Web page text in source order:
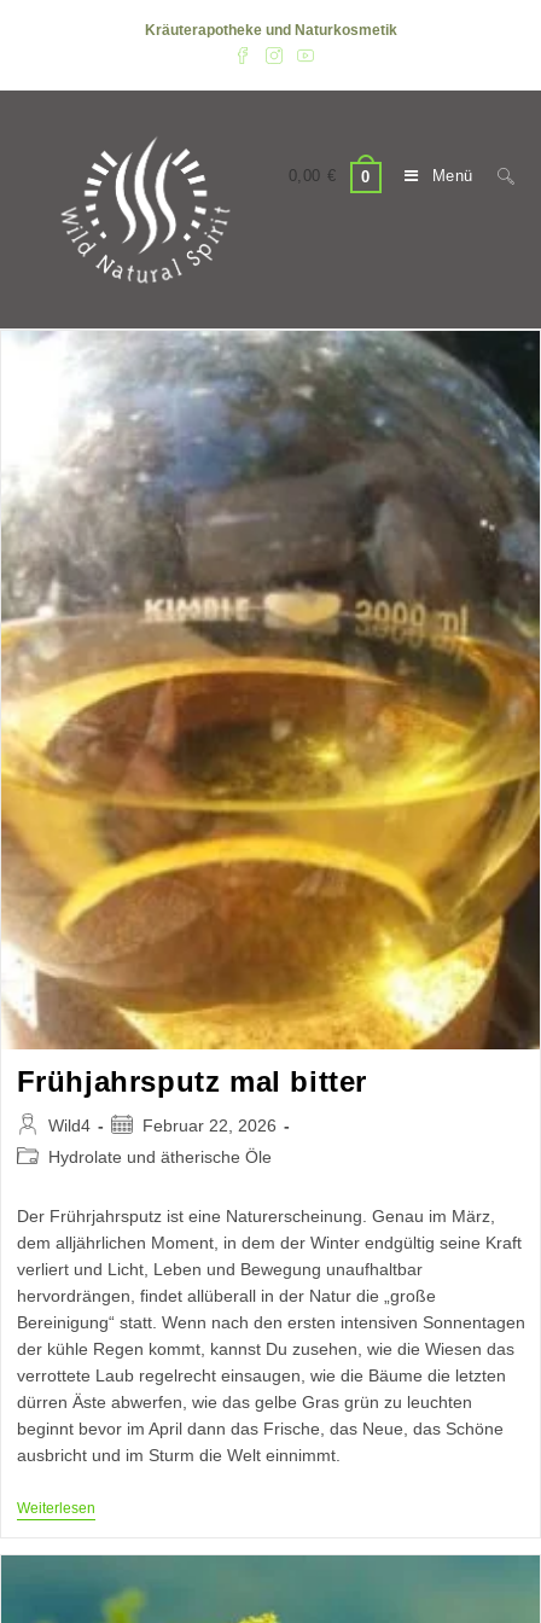
Kräuterapotheke und Naturkosmetik
0,00 € 0 Menü
Frühjahrsputz mal bitter
Beitrags-
Autor:
Wild4
Beitrag
veröffentlicht:
Februar 22, 2026
Beitrags-Hydrolate und ätherische Öle
Der Frührjahrsputz ist eine Naturerscheinung. Genau im März,
dem alljährlichen Moment, in dem der Winter endgültig seine Kraft
verliert und Licht, Leben und Bewegung unaufhaltbar
hervordrängen, findet allüberall in der Natur die „große
Bereinigung“ statt. Wenn nach den ersten intensiven Sonnentagen
der kühle Regen kommt, kannst Du zusehen, wie die Wiesen das
verrottete Laub regelrecht einsaugen, wie die Bäume die letzten
dürren Äste abwerfen, wie das gelbe Gras grün zu leuchten
beginnt bevor im April dann das Frische, das Neue, das Schöne
ausbricht und im Sturm die Welt einnimmt.
WeiterlesenFrühjahrsputz